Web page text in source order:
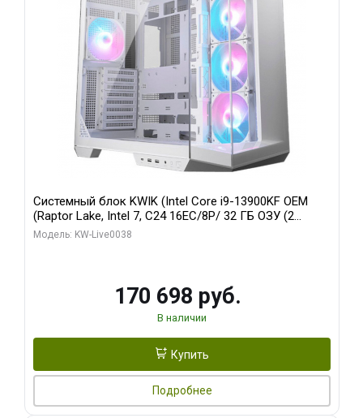
Системный блок KWIK (Intel Core i9-13900KF OEM
(Raptor Lake, Intel 7, C24 16EC/8P/ 32 ГБ ОЗУ (2
модуля)/ Gigabyte RX9070XT GAMING OC 16GB GDDR6
Модель: KW-Live0038
170 698 руб.
В наличии
Купить
Подробнее